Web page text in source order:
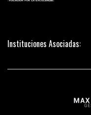
Instituciones Asociadas: